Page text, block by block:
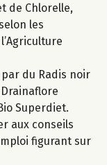
de Chlorelle,
les
du Radis noir
Superdiet.
aux conseils
figurant sur